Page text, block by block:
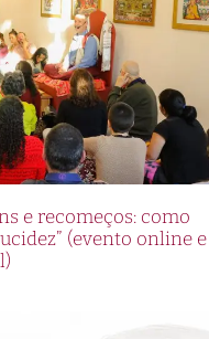
e recomeços: como
(evento online e